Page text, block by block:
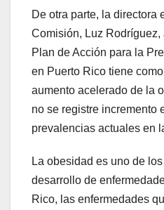
De otra parte, la directora
Comisión, Luz Rodríguez,
Plan de Acción para la
en Puerto Rico tiene
aumento acelerado de la
no se registre incremento
prevalencias actuales en
La obesidad es uno de
desarrollo de
Rico, las enfermedades